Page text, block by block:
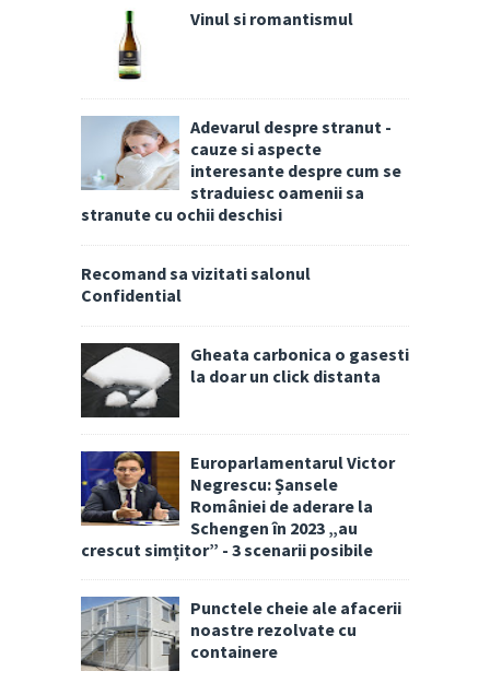
Vinul si romantismul
Adevarul despre stranut -
cauze si aspecte
interesante despre cum se
straduiesc oamenii sa
stranute cu ochii deschisi
Recomand sa vizitati salonul
Confidential
Gheata carbonica o gasesti
la doar un click distanta
Europarlamentarul Victor
Negrescu: Șansele
României de aderare la
Schengen în 2023 „au
crescut simțitor” - 3 scenarii posibile
Punctele cheie ale afacerii
noastre rezolvate cu
containere